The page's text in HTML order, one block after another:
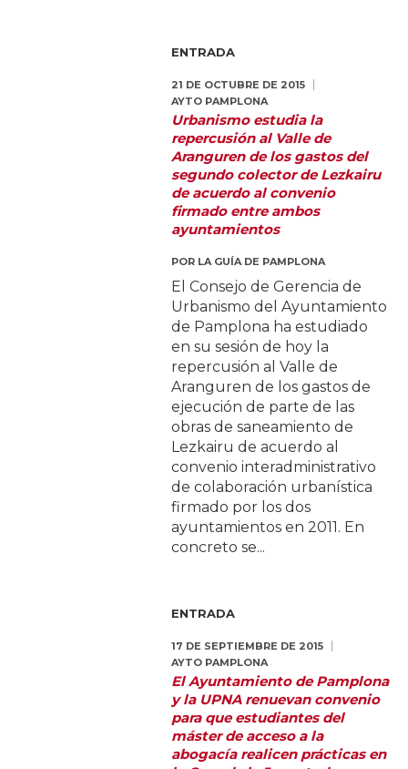
ENTRADA
21 DE OCTUBRE DE 2015
AYTO PAMPLONA
Urbanismo estudia la
repercusión al Valle de
Aranguren de los gastos del
segundo colector de Lezkairu
de acuerdo al convenio
firmado entre ambos
ayuntamientos
POR LA GUÍA DE PAMPLONA
El Consejo de Gerencia de
Urbanismo del Ayuntamiento
de Pamplona ha estudiado
en su sesión de hoy la
repercusión al Valle de
Aranguren de los gastos de
ejecución de parte de las
obras de saneamiento de
Lezkairu de acuerdo al
convenio interadministrativo
de colaboración urbanística
firmado por los dos
ayuntamientos en 2011. En
concreto se...
ENTRADA
17 DE SEPTIEMBRE DE 2015
AYTO PAMPLONA
El Ayuntamiento de Pamplona
y la UPNA renuevan convenio
para que estudiantes del
máster de acceso a la
abogacía realicen prácticas en